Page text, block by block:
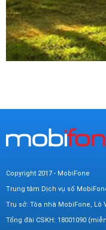
Copyright 2017 - MobiFone
Trung tâm Dịch vụ số
Trụ sở: Tòa nhà MobiFone, Lô
Tổng đài CSKH: 18001090